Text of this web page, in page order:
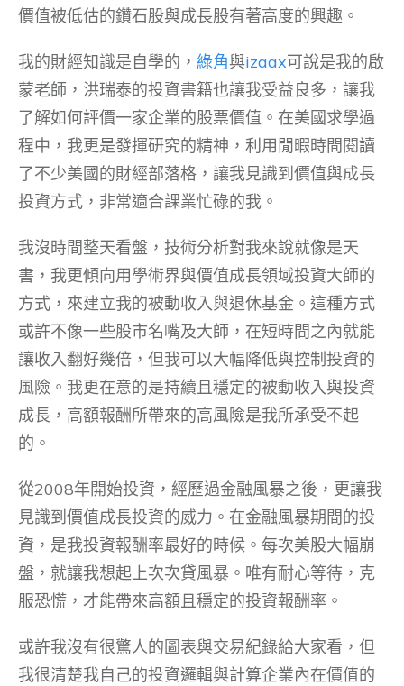
價值被低估的鑽石股與成長股有著高度的興趣。
我的財經知識是自學的， 綠角與izaax可說是我的啟
蒙老師，洪瑞泰的投資書籍也讓我受益良多，讓我
了解如何評價一家企業的股票價值。在美國求學過
程中，我更是發揮研究的精神，利用閒暇時間閱讀
了不少美國的財經部落格，讓我見識到價值與成長
投資方式，非常適合課業忙碌的我。
我沒時間整天看盤，技術分析對我來說就像是天
書，我更傾向用學術界與價值成長領域投資大師的
方式，來建立我的被動收入與退休基金。這種方式
或許不像一些股市名嘴及大師，在短時間之內就能
讓收入翻好幾倍，但我可以大幅降低與控制投資的
風險。我更在意的是持續且穩定的被動收入與投資
成長，高額報酬所帶來的高風險是我所承受不起
的。
從2008年開始投資，經歷過金融風暴之後，更讓我
見識到價值成長投資的威力。在金融風暴期間的投
資，是我投資報酬率最好的時候。每次美股大幅崩
盤，就讓我想起上次次貸風暴。唯有耐心等待，克
服恐慌，才能帶來高額且穩定的投資報酬率。
或許我沒有很驚人的圖表與交易紀錄給大家看，但
我很清楚我自己的投資邏輯與計算企業內在價值的